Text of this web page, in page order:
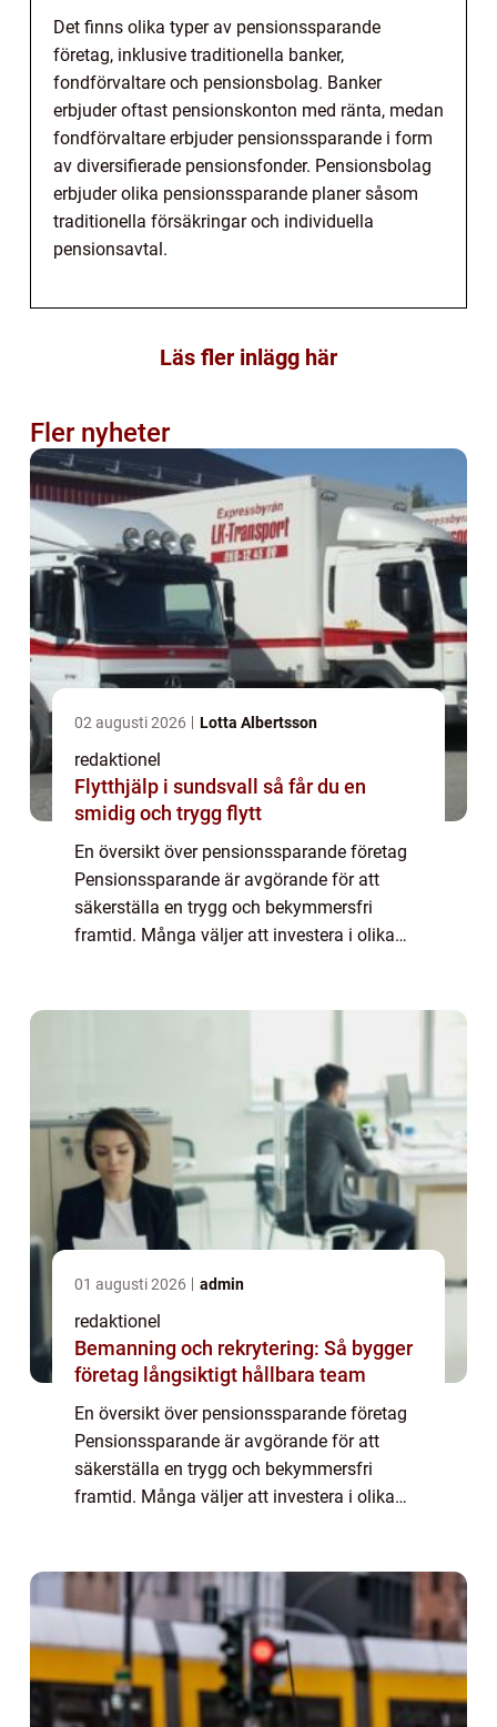
Det finns olika typer av pensionssparande
företag, inklusive traditionella banker,
fondförvaltare och pensionsbolag. Banker
erbjuder oftast pensionskonton med ränta, medan
fondförvaltare erbjuder pensionssparande i form
av diversifierade pensionsfonder. Pensionsbolag
erbjuder olika pensionssparande planer såsom
traditionella försäkringar och individuella
pensionsavtal.
Läs fler inlägg här
Fler nyheter
02 augusti 2026 Lotta Albertsson
redaktionel
Flytthjälp i sundsvall så får du en
smidig och trygg flytt
En översikt över pensionssparande företag
Pensionssparande är avgörande för att
säkerställa en trygg och bekymmersfri
framtid. Många väljer att investera i olika
01 augusti 2026 admin
redaktionel
Bemanning och rekrytering: Så bygger
företag långsiktigt hållbara team
En översikt över pensionssparande företag
Pensionssparande är avgörande för att
säkerställa en trygg och bekymmersfri
framtid. Många väljer att investera i olika
pensio...